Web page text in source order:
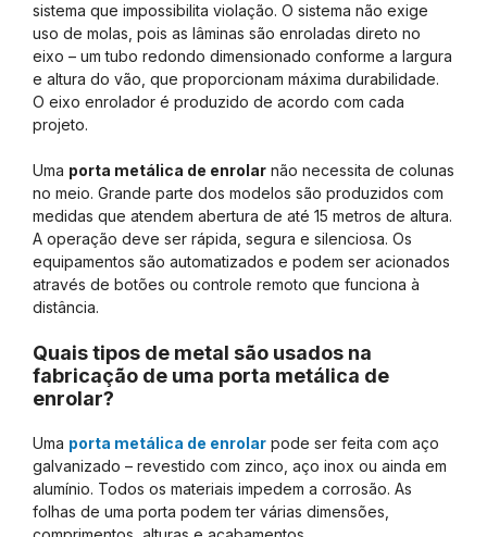
sistema que impossibilita violação. O sistema não exige
uso de molas, pois as lâminas são enroladas direto no
eixo – um tubo redondo dimensionado conforme a largura
e altura do vão, que proporcionam máxima durabilidade.
O eixo enrolador é produzido de acordo com cada
projeto.
Uma porta metálica de enrolar não necessita de colunas
no meio. Grande parte dos modelos são produzidos com
medidas que atendem abertura de até 15 metros de altura.
A operação deve ser rápida, segura e silenciosa. Os
equipamentos são automatizados e podem ser acionados
através de botões ou controle remoto que funciona à
distância.
Quais tipos de metal são usados na
fabricação de uma porta metálica de
enrolar?
Uma porta metálica de enrolar pode ser feita com aço
galvanizado – revestido com zinco, aço inox ou ainda em
alumínio. Todos os materiais impedem a corrosão. As
folhas de uma porta podem ter várias dimensões,